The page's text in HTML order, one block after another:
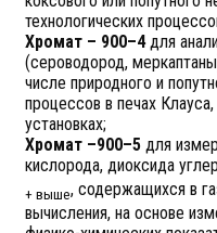
технологических
Хромат – 900–4для
(сероводород,
числе природного и
процессов в печах
установках;
Хромат –900–5для
кислорода, диоксида
+ выше, содержащихся в
вычисления, на основе